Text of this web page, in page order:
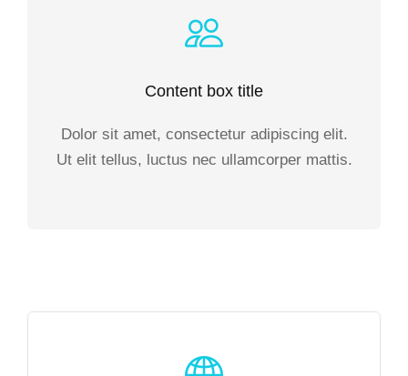
Content box title
Dolor sit amet, consectetur adipiscing elit.
Ut elit tellus, luctus nec ullamcorper mattis.